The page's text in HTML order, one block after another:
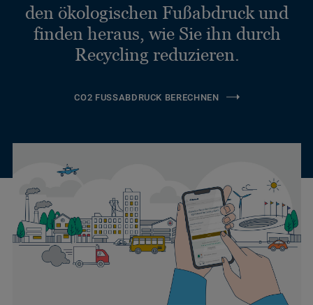
den ökologischen Fußabdruck und
finden heraus, wie Sie ihn durch
Recycling reduzieren.
CO2 FUSSABDRUCK BERECHNEN